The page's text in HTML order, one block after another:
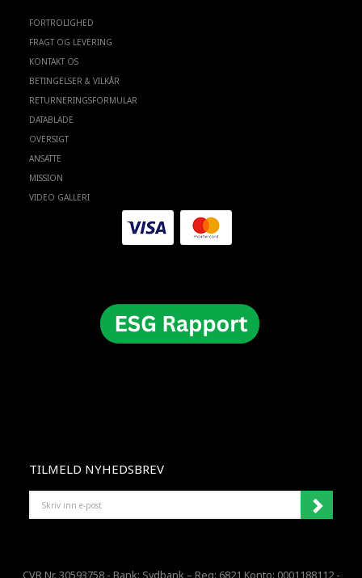
FORTROLIGHED
FRAGT OG LEVERING
KONTAKT OS
BETINGELSER & VILKÅR
RETURNERINGSFORMULAR
DATABLADE
OVERSIGT
ANSATTE
MISSION
VIDEO GALLERI
TILMELD NYHEDSBREV
INN
E-
CVR Nr. 30593758 - Bank: Sydbank – Reg: 6821 Konto: 0001188112 -